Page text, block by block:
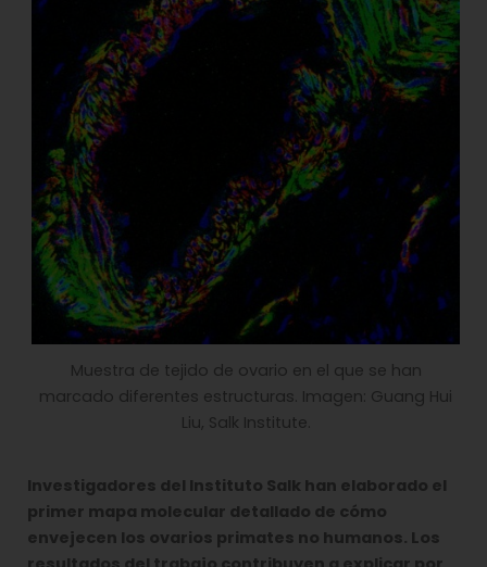
Muestra de tejido de ovario en el que se han
marcado diferentes estructuras. Imagen: Guang Hui
Liu, Salk Institute.
Investigadores del Instituto Salk han elaborado el
primer mapa molecular detallado de cómo
envejecen los ovarios primates no humanos. Los